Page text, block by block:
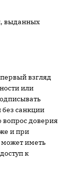
выданных
взгляд
или
санкции
вопрос доверия
и при
иметь
к